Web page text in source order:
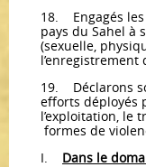
18. Engagés les
pays du Sahel à
(sexuelle,
19. Déclarons
efforts déployés
l’exploitation, le
formes de
I.
Dans le